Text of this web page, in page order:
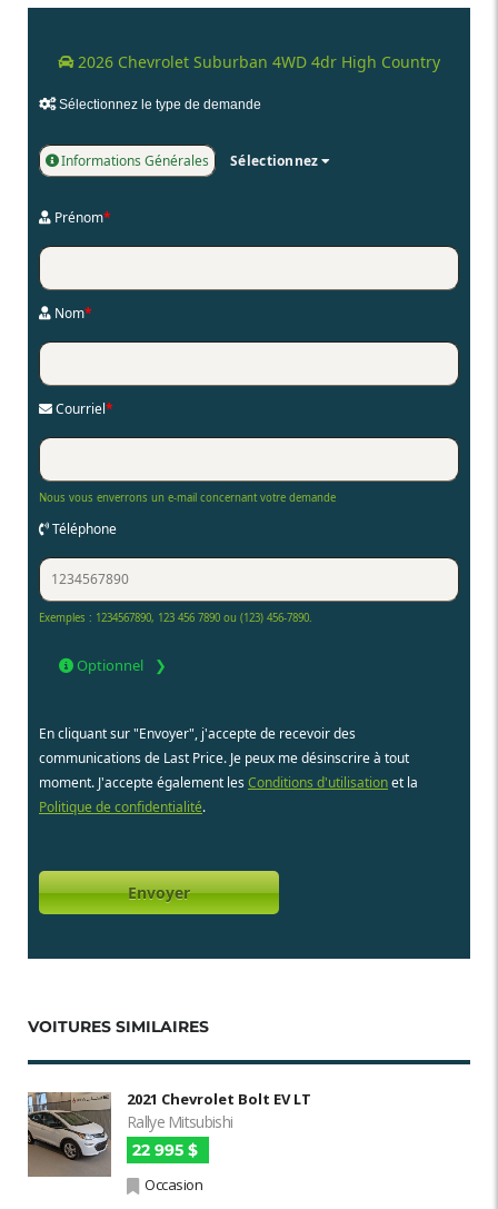
2026 Chevrolet Suburban 4WD 4dr High Country
Sélectionnez le type de demande
Informations Générales Sélectionnez
Prénom*
Nom*
Courriel*
Nous vous enverrons un e-mail concernant votre demande
Téléphone
Exemples : 1234567890, 123 456 7890 ou (123) 456-7890.
Optionnel
En cliquant sur "Envoyer", j'accepte de recevoir des
communications de Last Price. Je peux me désinscrire à tout
moment. J'accepte également les Conditions d'utilisationet la
Politique de confidentialité.
VOITURES SIMILAIRES
2021 Chevrolet Bolt EV LT
Rallye Mitsubishi
22 995 $
Occasion